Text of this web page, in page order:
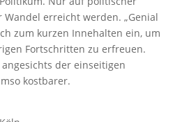
Wandel erreicht werden. „Genial
zum kurzen Innehalten ein, um
Fortschritten zu erfreuen.
der einseitigen
kostbarer.